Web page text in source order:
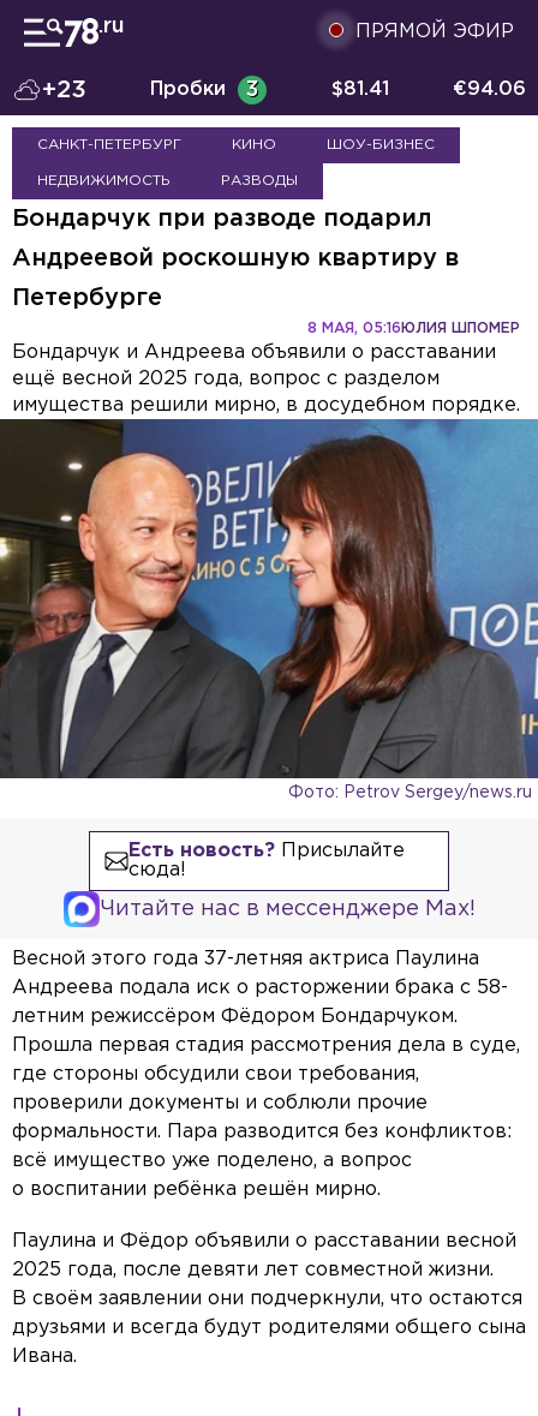
ПРЯМОЙ ЭФИР
+23 Пробки 3 $81.41 €94.06
САНКТ-ПЕТЕРБУРГ КИНО ШОУ-БИЗНЕС
НЕДВИЖИМОСТЬ РАЗВОДЫ
Бондарчук при разводе подарил
Андреевой роскошную квартиру в
Петербурге
ЮЛИЯ ШПОМЕР
8 МАЯ, 05:16
Бондарчук и Андреева объявили о расставании
ещё весной 2025 года, вопрос с разделом
имущества решили мирно, в досудебном порядке.
Фото: Petrov Sergey/news.ru
Есть новость?Присылайте
сюда!
Читайте нас в мессенджере Max!
Весной этого года 37-летняя актриса Паулина
Андреева подала иск о расторжении брака с 58-
летним режиссёром Фёдором Бондарчуком.
Прошла первая стадия рассмотрения дела в суде,
где стороны обсудили свои требования,
проверили документы и соблюли прочие
формальности. Пара разводится без конфликтов:
всё имущество уже поделено, а вопрос
о воспитании ребёнка решён мирно.
Паулина и Фёдор объявили о расставании весной
2025 года, после девяти лет совместной жизни.
В своём заявлении они подчеркнули, что остаются
друзьями и всегда будут родителями общего сына
Ивана.